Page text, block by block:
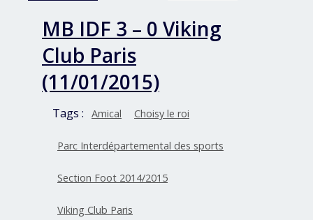
MB IDF 3 – 0 Viking
Club Paris
(11/01/2015)
Tags : Amical Choisy le roi
Parc Interdépartemental des sports
Section Foot 2014/2015
Viking Club Paris